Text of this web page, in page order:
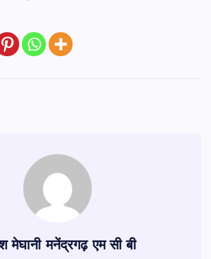
मेघानी मनेंद्रगढ़ एम सी बी